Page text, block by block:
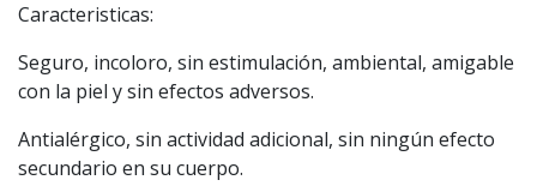
Caracteristicas:
Seguro, incoloro, sin estimulación, ambiental, amigable
con la piel y sin efectos adversos.
Antialérgico, sin actividad adicional, sin ningún efecto
secundario en su cuerpo.